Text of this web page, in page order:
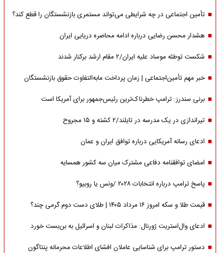
تأمین اجتماعی در چه شرایطی می‌تواند مستمری بازنشستگان را قطع کند؟
هشدار محسن رضایی درباره ادامه محاصره دریایی ایران
شکست توطئه موساد علیه ایران/۲ مقام‌ ارشد برکنار شدند
خبر مهم تأمین‌اجتماعی | زمان پرداخت مابه‌التفاوت حقوق بازنشستگان
برنی سندرز: ترامپ خطرناک‌ترین رئیس‌جمهور برای آمریکا است
تیراندازی در یک مدرسه در تایلند/۲ کشته و ۱۵ مجروح
ادعای رسانه آمریکایی درباره توافق ایران و عمان
امضای توافقنامه دفاعی مشترک میان سه کشور همسایه
پاسخ ترامپ درباره انتخابات ۲۰۲۸ /ونس یا روبیو؟
قیمت طلا و سکه امروز ۱۶ مرداد ۱۴۰۵ | طلای دست دوم گرمی چند؟
ادعای وال‌استریت ژورنال: مذاکرات لبنان و اسرائیل به بن‌بست خورد
دستور ترامپ برای شناسایی عاملان افشای اطلاعات محرمانه پنتاگون